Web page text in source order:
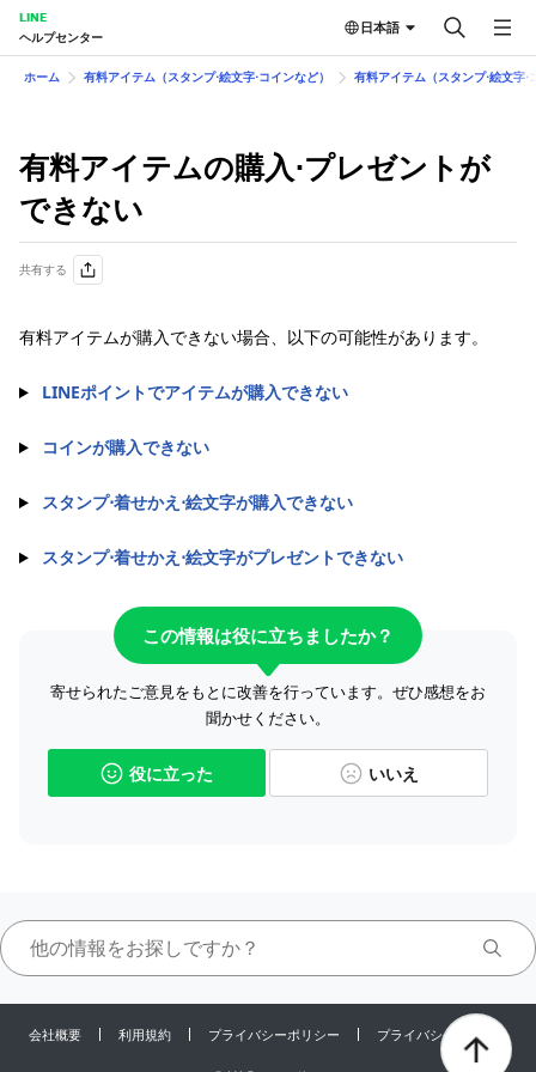
LINE
ヘルプセンター
日本語
ホーム 有料アイテム（スタンプ⋅絵文字⋅コインなど） 有料アイテム（スタンプ⋅絵文字⋅
有料アイテムの購入⋅プレゼントが
できない
共有する
有料アイテムが購入できない場合、以下の可能性があります。
LINEポイントでアイテムが購入できない
コインが購入できない
スタンプ⋅着せかえ⋅絵文字が購入できない
スタンプ⋅着せかえ⋅絵文字がプレゼントできない
この情報は役に立ちましたか？
寄せられたご意見をもとに改善を行っています。ぜひ感想をお
聞かせください。
役に立った いいえ
会社概要 利用規約 プライバシーポリシー プライバシーセンター